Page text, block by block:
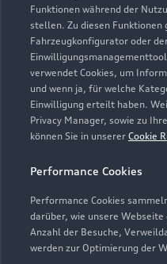
Funktionen während der
stellen. Zu diesen Funktionen
Fahrzeugkonfigurator oder
verwendet Cookies, um
und wenn ja, für welche
Einwilligung erteilt haben.
Privacy Manager, sowie zu
können Sie in unserer Cookie
Performance Cookies
Performance Cookies
darüber, wie unsere
Anzahl der Besuche,
werden zur Optimierung der
Modelle
Elektromodelle
Plug-in-Hybride
Neuwagensuche
Gebrauchtwagensuche
Service & Zubehör
Saisonale Angebote
Support